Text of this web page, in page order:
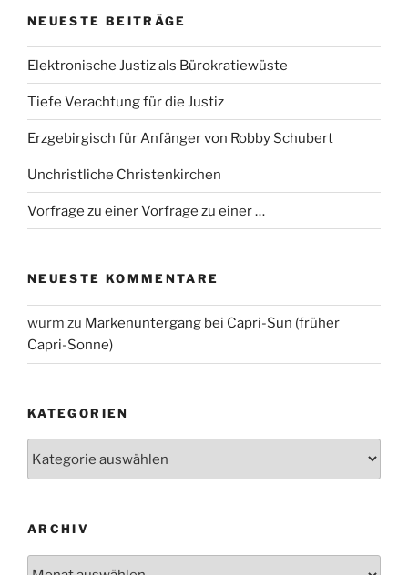
NEUESTE BEITRÄGE
Elektronische Justiz als Bürokratiewüste
Tiefe Verachtung für die Justiz
Erzgebirgisch für Anfänger von Robby Schubert
Unchristliche Christenkirchen
Vorfrage zu einer Vorfrage zu einer …
NEUESTE KOMMENTARE
wurm zu Markenuntergang bei Capri-Sun (früher
Capri-Sonne)
KATEGORIEN
ARCHIV